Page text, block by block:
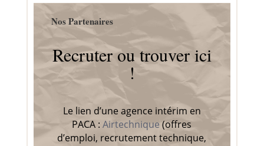
Nos Partenaires
Recruter ou trouver ici
!
Le lien d’une agence intérim en
PACA :Airtechnique(offres
d’emploi, recrutement technique,